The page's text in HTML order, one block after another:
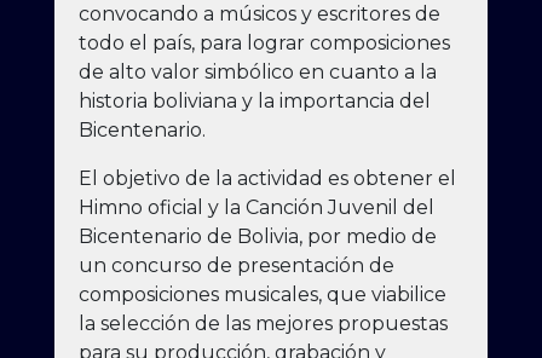
convocando a músicos y escritores de
todo el país, para lograr composiciones
de alto valor simbólico en cuanto a la
historia boliviana y la importancia del
Bicentenario.
El objetivo de la actividad es obtener el
Himno oficial y la Canción Juvenil del
Bicentenario de Bolivia, por medio de
un concurso de presentación de
composiciones musicales, que viabilice
la selección de las mejores propuestas
para su producción, grabación y